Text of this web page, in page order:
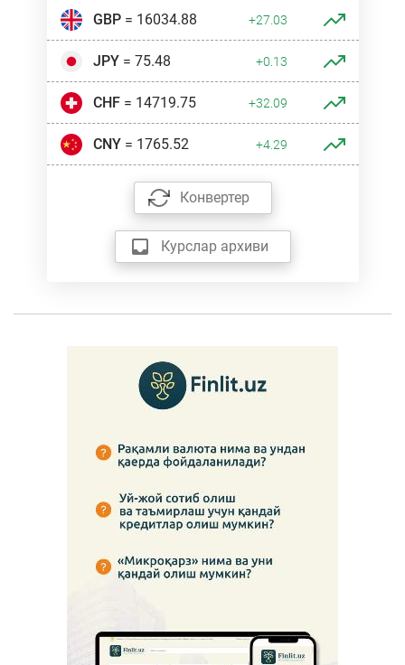
GBP= 16034.88 +27.03
JPY= 75.48 +0.13
CHF= 14719.75 +32.09
CNY= 1765.52 +4.29
Конвертер
Курслар архиви